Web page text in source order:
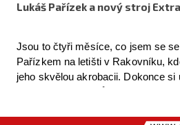
Lukáš Pařízek a nový stroj Extra
Jsou to čtyři měsíce, co jsem se
Pařízkem na letišti v Rakovníku,
jeho skvělou akrobacii. Dokonce si